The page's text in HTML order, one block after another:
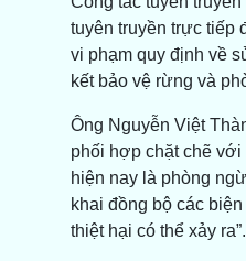
tuyên truyền trực tiếp
vi phạm quy định về
kết bảo vệ rừng và
Ông Nguyễn Việt
phối hợp chặt chẽ
hiện nay là phòng
khai đồng bộ các
thiệt hại có thể xảy ra”.